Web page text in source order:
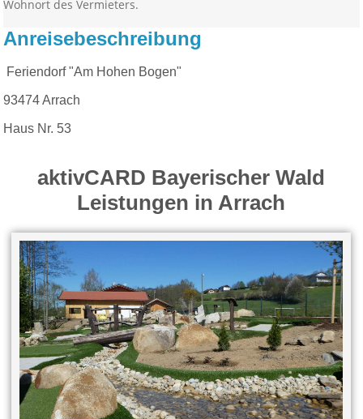
Wohnort des Vermieters.
Anreisebeschreibung
Feriendorf "Am Hohen Bogen"
93474 Arrach
Haus Nr. 53
aktivCARD Bayerischer Wald
Leistungen in Arrach